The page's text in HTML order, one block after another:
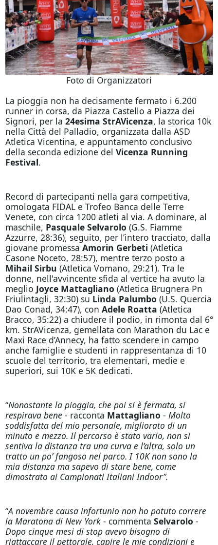
Foto di Organizzatori
La pioggia non ha decisamente fermato i 6.200
runner in corsa, da Piazza Castello a Piazza dei
Signori, per la 24esima StrAVicenza, la storica 10k
nella Città del Palladio, organizzata dalla ASD
Atletica Vicentina, e appuntamento conclusivo
della seconda edizione del Vicenza Running
Festival.
Record di partecipanti nella gara competitiva,
omologata FIDAL e Trofeo Banca delle Terre
Venete, con circa 1200 atleti al via. A dominare, al
maschile, Pasquale Selvarolo (G.S. Fiamme
Azzurre, 28:36), seguito, per l’intero tracciato, dalla
giovane promessa Amorin Gerbeti (Atletica
Casone Noceto, 28:57), mentre terzo posto a
Mihail Sirbu (Atletica Vomano, 29:21). Tra le
donne, nell'avvincente sfida al vertice ha avuto la
meglio Joyce Mattagliano (Atletica Brugnera Pn
Friulintagli, 32:30) su Linda Palumbo (U.S. Quercia
Dao Conad, 34:47), con Adele Roatta (Atletica
Bracco, 35:22) a chiudere il podio, in rimonta dal 6°
km. StrAVicenza, gemellata con Marathon du Lac e
Maxi Race d’Annecy, ha fatto scendere in campo
anche famiglie e studenti in rappresentanza di 10
scuole del territorio, tra elementari, medie e
superiori, sui 10K e 5K dedicati.
“Nonostante la pioggia, che poi si è fermata, si
respirava bene - racconta Mattagliano - Molto
soddisfatta del mio personale, migliorato di un
minuto e mezzo. Il percorso è stato vario, non si
sentiva la distanza tra una curva e l’altra, solo un
tratto un po’ fangoso nel parco. I 10K non sono la
mia distanza ma sapevo di stare bene, come
dimostrato ai Campionati Italiani Indoor”.
“A novembre causa infortunio non ho potuto correre
la Maratona di New York- commenta Selvarolo -
Dopo cinque mesi di stop avevo bisogno di
riattaccare il pettorale, capire le mie condizioni e